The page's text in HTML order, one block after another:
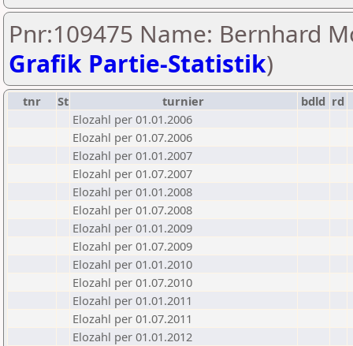
Pnr:109475 Name: Bernhard
Grafik Partie-Statistik)
tnr St turnier bdld rd
Elozahl per 01.01.2006
Elozahl per 01.07.2006
Elozahl per 01.01.2007
Elozahl per 01.07.2007
Elozahl per 01.01.2008
Elozahl per 01.07.2008
Elozahl per 01.01.2009
Elozahl per 01.07.2009
Elozahl per 01.01.2010
Elozahl per 01.07.2010
Elozahl per 01.01.2011
Elozahl per 01.07.2011
Elozahl per 01.01.2012